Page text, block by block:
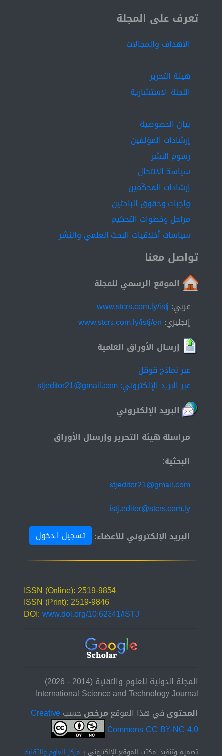
and improving stock performance over time. The
research highlights the vulnerabilities within the
banking sector and the far-reaching consequences of
systemic financial failures. The analysis employs
descriptive and analytical methods using Eviews to
explore the phenomenon and interpret the
findings.................... Keywords:............ Northern Rock
bank collapse , Lloyds Banking, Group stock returns ,
Financial Crisis 2008, Government bailouts and bank
ISSN 2519-9854
تعرف على المجلة
الأهداف والمجالات
هيئة التحرير
اللجنة الاستشارية
بيان الخصوصية
إرشادات المؤلفين
رسوم النشر
سياسة الانتحال
إرشادات المحكّمين
واجبات وحقوق الباحثين
مراحل وخطوات التحكيم
سياسات أخلاقيات البحث العلمي والنشر
تواصل معنا
الموقع الرسمي للمجلة
عربي: www.stcrs.com.ly/istj
إنجليزي: www.stcrs.com.ly/istj/en
إرسال الأوراق العلمية
عبر نماذج قوقل
عبر البريد الإلكتروني: stjeditor21@gmail.com
البريد الإلكتروني
مراسلة هيئة التحرير وإرسال الأوراق
البحثية:
stjeditor21@gmail.com
istj.editor@stcrs.com.ly
البريد الإلكتروني للأعضاء:
تسجيل الدخول
ISSN (Online): 2519-9854
ISSN (Print): 2519-9846
DOI:www.doi.org/10.62341/ISTJ
المجلة الدولية للعلوم والتقنية (2014 - 2026)
International Science and Technology Journal
المحتوى في هذا الموقع مرخصحسبCreative
Commons CC BY-NC 4.0
تصميم وتنفيذ: مكتب الموقع الإلكتروني بــمركز العلوم والتقنية